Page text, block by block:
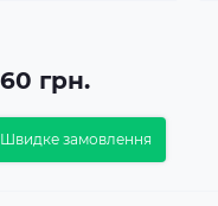
грн.
Швидке замовлення